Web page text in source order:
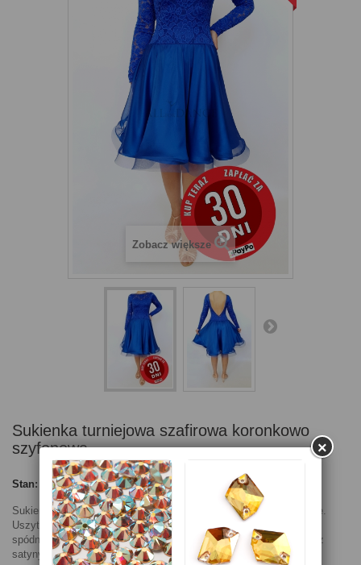
Zobacz większe
Sukienka turniejowa szafirowa koronkowo
szyfonowa
Stan: Nowy produkt
Sukienka latino na turnieje tańca towarzyskiego i pokazy taneczne.
Uszyta na bazie body z niebieskiej koronki na lycrze z doszytymi
spódnicami z koła obszytymi krynoliną, górna z szyfonu, a dolna z
satyny. Pięknie pracuje w tańcu.
×